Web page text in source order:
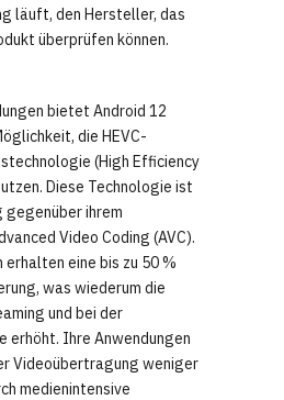
läuft, den Hersteller, das
überprüfen können.
bietet Android 12
die HEVC-
(High Efficiency
Diese Technologie ist
gegenüber ihrem
Video Coding (AVC).
erhalten eine bis zu 50 %
was wiederum die
und bei der
erhöht. Ihre Anwendungen
Videoübertragung weniger
medienintensive